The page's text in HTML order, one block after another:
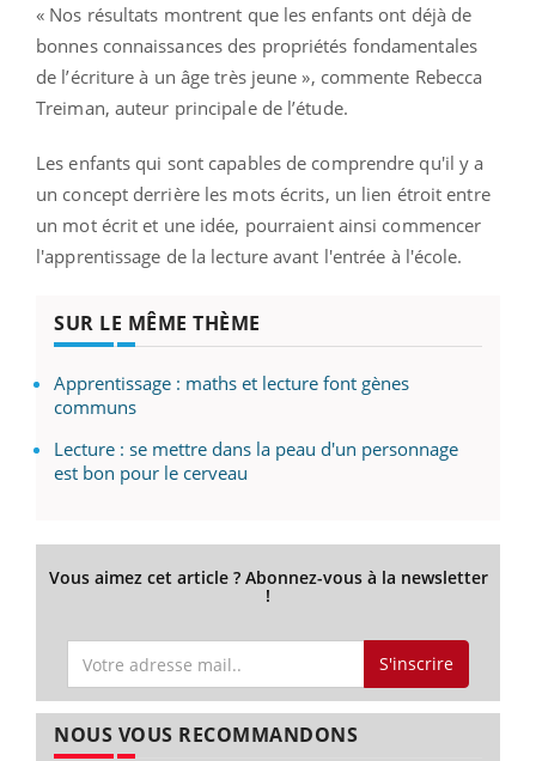
« Nos résultats montrent que les enfants ont déjà de
bonnes connaissances des propriétés fondamentales
de l’écriture à un âge très jeune », commente Rebecca
Treiman, auteur principale de l’étude.
Les enfants qui sont capables de comprendre qu'il y a
un concept derrière les mots écrits, un lien étroit entre
un mot écrit et une idée, pourraient ainsi commencer
l'apprentissage de la lecture avant l'entrée à l'école.
SUR LE MÊME THÈME
Apprentissage : maths et lecture font gènes
communs
Lecture : se mettre dans la peau d'un personnage
est bon pour le cerveau
Vous aimez cet article ? Abonnez-vous à la newsletter
!
S'inscrire
NOUS VOUS RECOMMANDONS